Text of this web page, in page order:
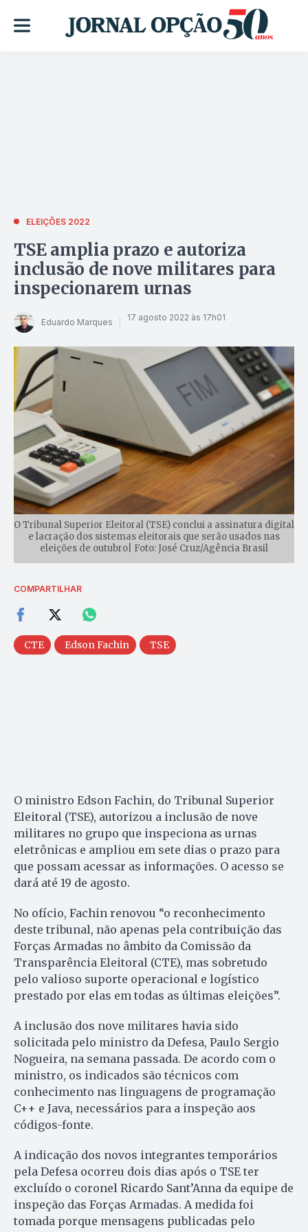
ELEIÇÕES 2022
TSE amplia prazo e autoriza
inclusão de nove militares para
inspecionarem urnas
Eduardo Marques 17 agosto 2022 às 17h01
O Tribunal Superior Eleitoral (TSE) conclui a assinatura digital
e lacração dos sistemas eleitorais que serão usados nas
eleições de outubro| Foto: José Cruz/Agência Brasil
COMPARTILHAR
CTE Edson Fachin TSE
O ministro Edson Fachin, do Tribunal Superior
Eleitoral (TSE), autorizou a inclusão de nove
militares no grupo que inspeciona as urnas
eletrônicas e ampliou em sete dias o prazo para
que possam acessar as informações. O acesso se
dará até 19 de agosto.
No ofício, Fachin renovou “o reconhecimento
deste tribunal, não apenas pela contribuição das
Forças Armadas no âmbito da Comissão da
Transparência Eleitoral (CTE), mas sobretudo
pelo valioso suporte operacional e logístico
prestado por elas em todas as últimas eleições”.
A inclusão dos nove militares havia sido
solicitada pelo ministro da Defesa, Paulo Sergio
Nogueira, na semana passada. De acordo com o
ministro, os indicados são técnicos com
conhecimento nas linguagens de programação
C++ e Java, necessários para a inspeção aos
códigos-fonte.
A indicação dos novos integrantes temporários
pela Defesa ocorreu dois dias após o TSE ter
excluído o coronel Ricardo Sant’Anna da equipe de
inspeção das Forças Armadas. A medida foi
tomada porque mensagens publicadas pelo